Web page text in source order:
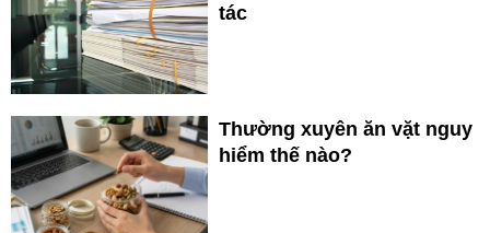
tác
Thường xuyên ăn vặt nguy
hiểm thế nào?